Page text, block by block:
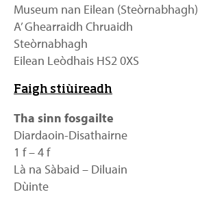
Museum nan Eilean (Steòrnabhagh)
A’ Ghearraidh Chruaidh
Steòrnabhagh
Eilean Leòdhais HS2 0XS
Faigh stiùireadh
Tha sinn fosgailte
Diardaoin-Disathairne
1 f – 4 f
Là na Sàbaid – Diluain
Dùinte